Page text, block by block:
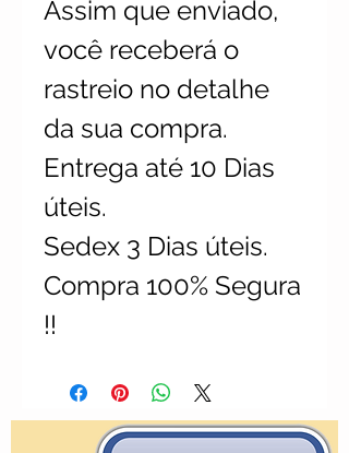
Assim que enviado,
você receberá o
rastreio no detalhe
da sua compra.
Entrega até 10 Dias
úteis.
Sedex 3 Dias úteis.
Compra 100% Segura
!!